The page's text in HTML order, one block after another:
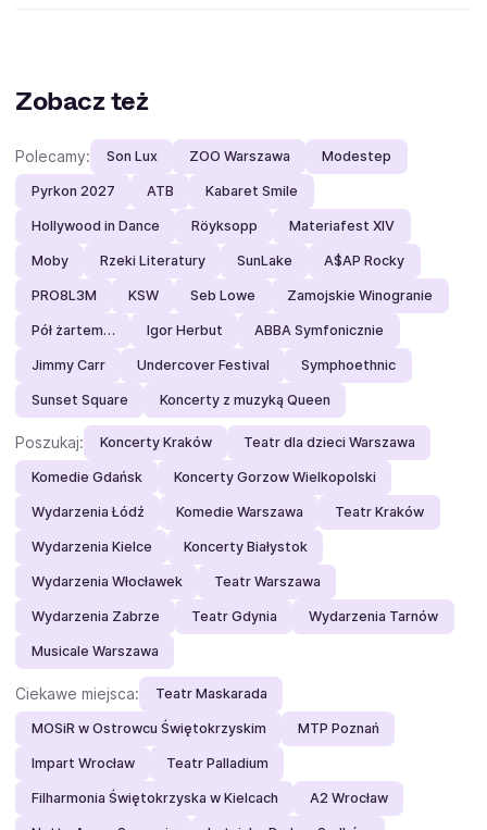
Zobacz też
Polecamy: Son Lux ZOO Warszawa Modestep
Pyrkon 2027 ATB Kabaret Smile
Hollywood in Dance Röyksopp Materiafest XIV
Moby Rzeki Literatury SunLake A$AP Rocky
PRO8L3M KSW Seb Lowe Zamojskie Winogranie
Pół żartem… Igor Herbut ABBA Symfonicznie
Jimmy Carr Undercover Festival Symphoethnic
Sunset Square Koncerty z muzyką Queen
Poszukaj: Koncerty Kraków Teatr dla dzieci Warszawa
Komedie Gdańsk Koncerty Gorzow Wielkopolski
Wydarzenia Łódź Komedie Warszawa Teatr Kraków
Wydarzenia Kielce Koncerty Białystok
Wydarzenia Włocławek Teatr Warszawa
Wydarzenia Zabrze Teatr Gdynia Wydarzenia Tarnów
Musicale Warszawa
Ciekawe miejsca: Teatr Maskarada
MOSiR w Ostrowcu Świętokrzyskim MTP Poznań
Impart Wrocław Teatr Palladium
Filharmonia Świętokrzyska w Kielcach A2 Wrocław